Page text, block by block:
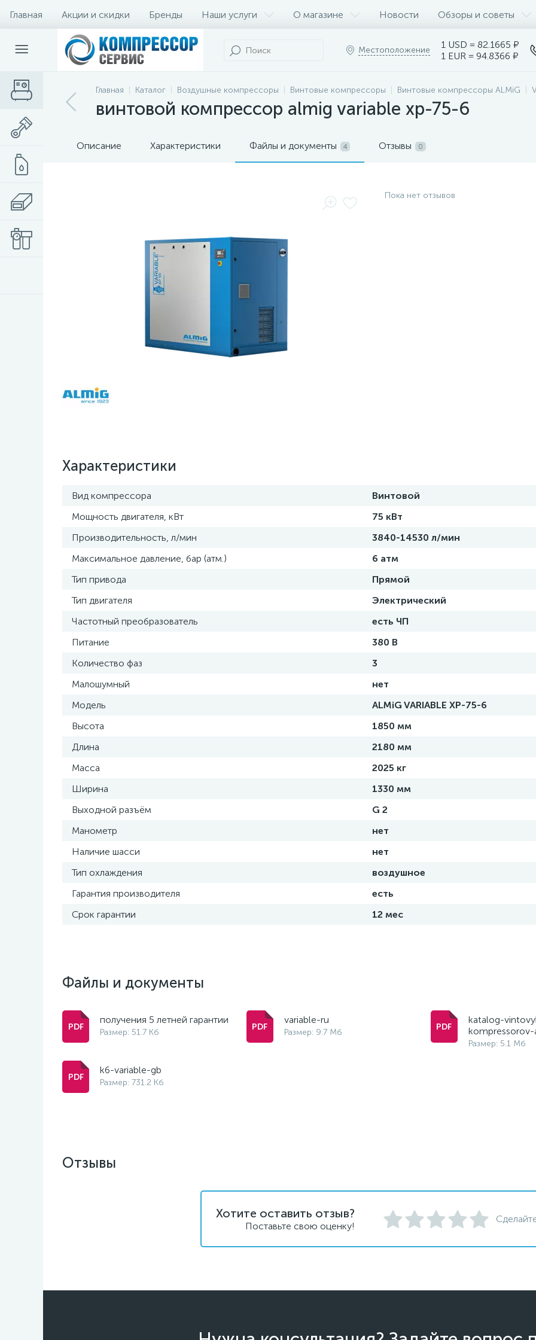
Главная Акции и скидки Бренды Наши услуги О магазине Новости Обзоры и советы
Местоположение
1 USD = 82.1665 ₽
1 EUR = 94.8366 ₽
Главная Каталог Воздушные компрессоры Винтовые компрессоры Винтовые компрессоры ALMiG
винтовой компрессор almig variable xp-75-6
Описание Характеристики Файлы и документы 4 Отзывы 0
Пока нет отзывов
Характеристики
Вид компрессора
Винтовой
Мощность двигателя, кВт
75 кВт
Производительность, л/мин
3840-14530 л/мин
Максимальное давление, бар (атм.)
6 атм
Тип привода
Прямой
Тип двигателя
Электрический
Частотный преобразователь
есть ЧП
Питание
380 В
Количество фаз
3
Малошумный
нет
Модель
ALMiG VARIABLE XP-75-6
Высота
1850 мм
Длина
2180 мм
Масса
2025 кг
Ширина
1330 мм
Выходной разъём
G 2
Манометр
нет
Наличие шасси
нет
Тип охлаждения
воздушное
Гарантия производителя
есть
Срок гарантии
12 мес
Файлы и документы
получения 5 летней гарантии
Размер: 51.7 Кб
variable-ru
Размер: 9.7 Мб
katalog-
kompressorov-
Размер: 5.1 Мб
k6-variable-gb
Размер: 731.2 Кб
Отзывы
Хотите оставить отзыв?
Поставьте свою оценку!